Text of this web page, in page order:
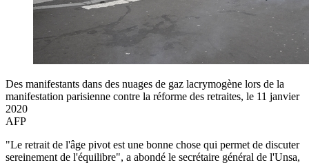
Des manifestants dans des nuages de gaz lacrymogène lors de la
manifestation parisienne contre la réforme des retraites, le 11 janvier
2020
AFP
"Le retrait de l'âge pivot est une bonne chose qui permet de discuter
sereinement de l'équilibre", a abondé le secrétaire général de l'Unsa,